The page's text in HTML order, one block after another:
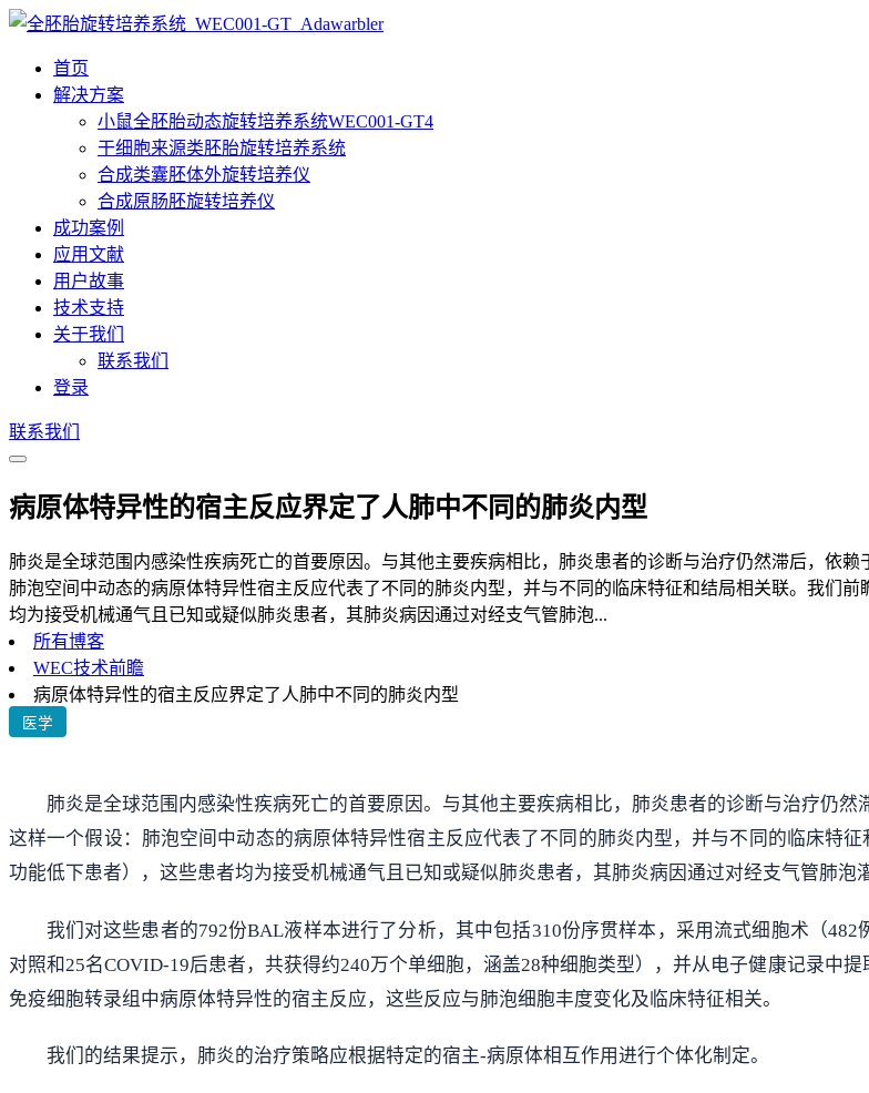
首页
解决方案
小鼠全胚胎动态旋转培养系统WEC001-GT4
干细胞来源类胚胎旋转培养系统
合成类囊胚体外旋转培养仪
合成原肠胚旋转培养仪
成功案例
应用文献
用户故事
技术支持
关于我们
联系我们
登录
联系我们
病原体特异性的宿主反应界定了人肺中不同的肺炎内型
肺炎是全球范围内感染性疾病死亡的首要原因。与其他主要疾病相比，肺炎患者的诊断与治疗仍然滞后，依
肺泡空间中动态的病原体特异性宿主反应代表了不同的肺炎内型，并与不同的临床特征和结局相关联。我们
均为接受机械通气且已知或疑似肺炎患者，其肺炎病因通过对经支气管肺泡...
所有博客
WEC技术前瞻
病原体特异性的宿主反应界定了人肺中不同的肺炎内型
医学
肺炎是全球范围内感染性疾病死亡的首要原因。与其他主要疾病相比，肺炎患者的诊断与治疗仍
这样一个假设：肺泡空间中动态的病原体特异性宿主反应代表了不同的肺炎内型，并与不同的临床特
功能低下患者），这些患者均为接受机械通气且已知或疑似肺炎患者，其肺炎病因通过对经支气管肺泡
我们对这些患者的792份BAL液样本进行了分析，其中包括310份序贯样本，采用流式细胞术（
对照和25名COVID-19后患者，共获得约240万个单细胞，涵盖28种细胞类型），并从电子健康记录中
免疫细胞转录组中病原体特异性的宿主反应，这些反应与肺泡细胞丰度变化及临床特征相关。
我们的结果提示，肺炎的治疗策略应根据特定的宿主-病原体相互作用进行个体化制定。